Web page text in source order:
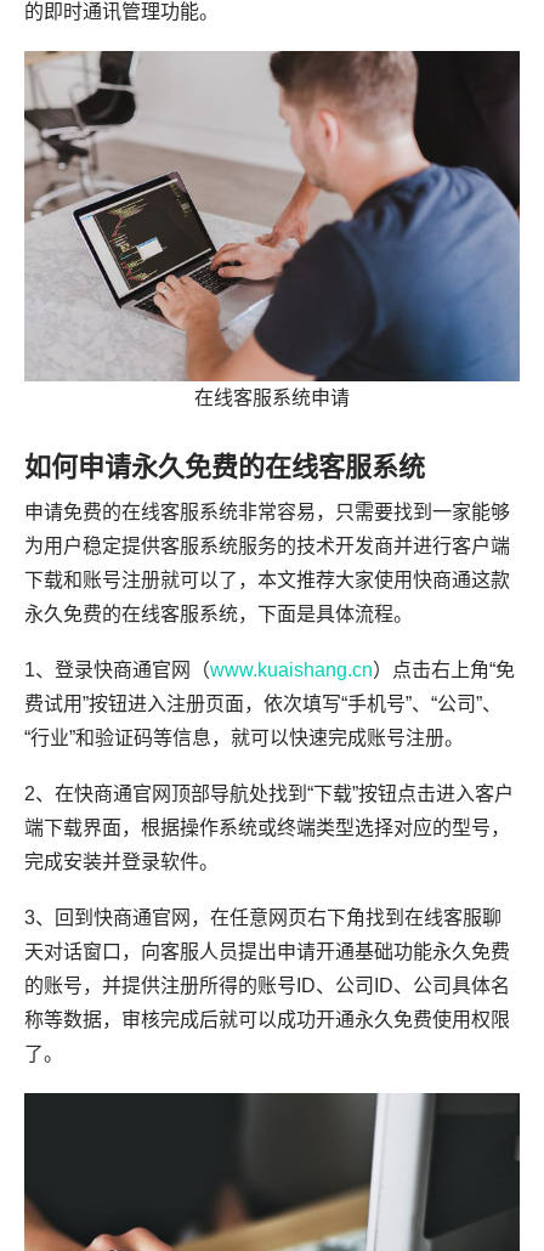
的即时通讯管理功能。
在线客服系统申请
如何申请永久免费的在线客服系统
申请免费的在线客服系统非常容易，只需要找到一家能够
为用户稳定提供客服系统服务的技术开发商并进行客户端
下载和账号注册就可以了，本文推荐大家使用快商通这款
永久免费的在线客服系统，下面是具体流程。
1、登录快商通官网（www.kuaishang.cn）点击右上角“免
费试用”按钮进入注册页面，依次填写“手机号”、“公司”、
“行业”和验证码等信息，就可以快速完成账号注册。
2、在快商通官网顶部导航处找到“下载”按钮点击进入客户
端下载界面，根据操作系统或终端类型选择对应的型号，
完成安装并登录软件。
3、回到快商通官网，在任意网页右下角找到在线客服聊
天对话窗口，向客服人员提出申请开通基础功能永久免费
的账号，并提供注册所得的账号ID、公司ID、公司具体名
称等数据，审核完成后就可以成功开通永久免费使用权限
了。